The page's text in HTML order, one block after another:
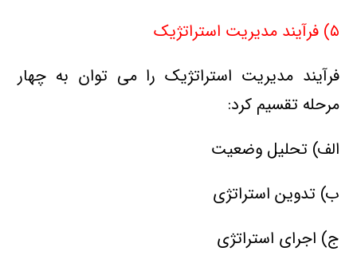
۵) فرآیند مدیریت استراتژیک
فرآیند مدیریت استراتژیک را می توان به چهار
مرحله تقسیم کرد:
الف) تحلیل وضعیت
ب) تدوین استراتژی
ج) اجرای استراتژی